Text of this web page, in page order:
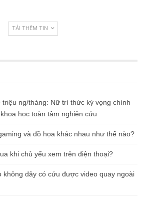
TẢI THÊM TIN
triệu ng/tháng: Nữ trí thức kỳ vọng chính
học toàn tâm nghiên cứu
và đồ họa khác nhau như thế nào?
khi chủ yếu xem trên điện thoại?
không dây có cứu được video quay ngoài